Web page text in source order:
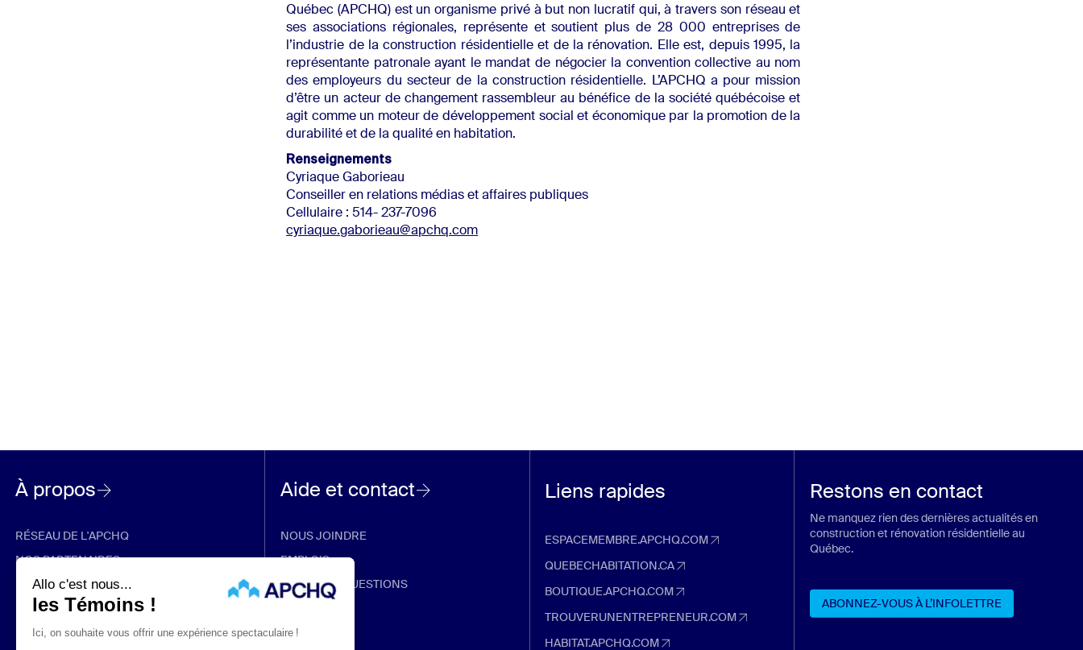
Québec (APCHQ) est un organisme privé à but non lucratif qui, à travers son réseau et
ses associations régionales, représente et soutient plus de 28 000 entreprises de
l’industrie de la construction résidentielle et de la rénovation. Elle est, depuis 1995, la
représentante patronale ayant le mandat de négocier la convention collective au nom
des employeurs du secteur de la construction résidentielle. L’APCHQ a pour mission
d’être un acteur de changement rassembleur au bénéfice de la société québécoise et
agit comme un moteur de développement social et économique par la promotion de la
durabilité et de la qualité en habitation.
Renseignements
Cyriaque Gaborieau
Conseiller en relations médias et affaires publiques
Cellulaire : 514- 237-7096
cyriaque.gaborieau@apchq.com
À propos
RÉSEAU DE L'APCHQ
NOS PARTENAIRES
RABAIS ET PROMOTIONS
Aide et contact
NOUS JOINDRE
EMPLOIS
FOIRE AUX QUESTIONS
Liens rapides
ESPACEMEMBRE.APCHQ.COM
espacemembre.apchq.com (Ouvre dans un nouvel onglet)
QUEBECHABITATION.CA
BOUTIQUE.APCHQ.COM
TROUVERUNENTREPRENEUR.COM
HABITAT.APCHQ.COM
Restons en contact
Ne manquez rien des dernières actualités en
construction et rénovation résidentielle au
Québec.
ABONNEZ-VOUS À L’INFOLETTRE